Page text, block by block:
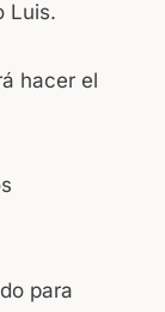
Luis.
hacer el
para